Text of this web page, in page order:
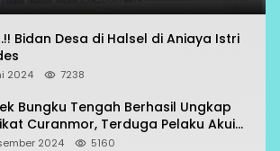
Bidan Desa di Halsel di Aniaya Istri
2024 7238
Bungku Tengah Berhasil Ungkap
Curanmor, Terduga Pelaku Akui
di 7 Lokasi
2024 5160